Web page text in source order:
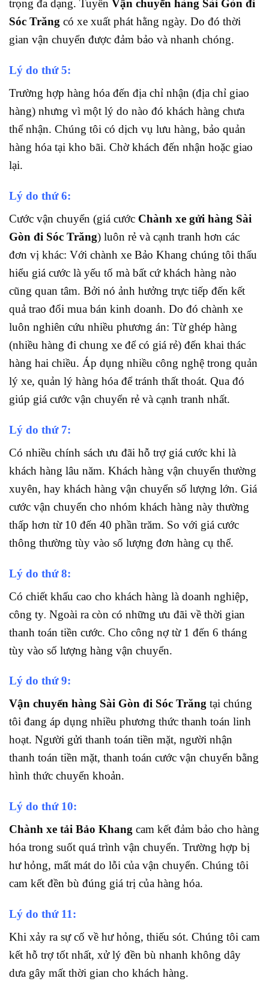
trọng đa dạng. Tuyến Vận chuyển hàng Sài Gòn đi
Sóc Trăng có xe xuất phát hằng ngày. Do đó thời
gian vận chuyển được đảm bảo và nhanh chóng.
Lý do thứ 5:
Trường hợp hàng hóa đến địa chỉ nhận (địa chỉ giao
hàng) nhưng vì một lý do nào đó khách hàng chưa
thể nhận. Chúng tôi có dịch vụ lưu hàng, bảo quản
hàng hóa tại kho bãi. Chờ khách đến nhận hoặc giao
lại.
Lý do thứ 6:
Cước vận chuyển (giá cước Chành xe gửi hàng Sài
Gòn đi Sóc Trăng) luôn rẻ và cạnh tranh hơn các
đơn vị khác: Với chành xe Bảo Khang chúng tôi thấu
hiểu giá cước là yếu tố mà bất cứ khách hàng nào
cũng quan tâm. Bởi nó ảnh hưởng trực tiếp đến kết
quả trao đổi mua bán kinh doanh. Do đó chành xe
luôn nghiên cứu nhiều phương án: Từ ghép hàng
(nhiều hàng đi chung xe để có giá rẻ) đến khai thác
hàng hai chiều. Áp dụng nhiều công nghệ trong quản
lý xe, quản lý hàng hóa để tránh thất thoát. Qua đó
giúp giá cước vận chuyển rẻ và cạnh tranh nhất.
Lý do thứ 7:
Có nhiều chính sách ưu đãi hỗ trợ giá cước khi là
khách hàng lâu năm. Khách hàng vận chuyển thường
xuyên, hay khách hàng vận chuyển số lượng lớn. Giá
cước vận chuyển cho nhóm khách hàng này thường
thấp hơn từ 10 đến 40 phần trăm. So với giá cước
thông thường tùy vào số lượng đơn hàng cụ thể.
Lý do thứ 8:
Có chiết khấu cao cho khách hàng là doanh nghiệp,
công ty. Ngoài ra còn có những ưu đãi về thời gian
thanh toán tiền cước. Cho công nợ từ 1 đến 6 tháng
tùy vào số lượng hàng vận chuyển.
Lý do thứ 9:
Vận chuyển hàng Sài Gòn đi Sóc Trăng tại chúng
tôi đang áp dụng nhiều phương thức thanh toán linh
hoạt. Người gửi thanh toán tiền mặt, người nhận
thanh toán tiền mặt, thanh toán cước vận chuyển bằng
hình thức chuyển khoản.
Lý do thứ 10:
Chành xe tải Bảo Khang cam kết đảm bảo cho hàng
hóa trong suốt quá trình vận chuyển. Trường hợp bị
hư hỏng, mất mát do lỗi của vận chuyển. Chúng tôi
cam kết đền bù đúng giá trị của hàng hóa.
Lý do thứ 11:
Khi xảy ra sự cố về hư hỏng, thiếu sót. Chúng tôi cam
kết hỗ trợ tốt nhất, xử lý đền bù nhanh không dây
dưa gây mất thời gian cho khách hàng.